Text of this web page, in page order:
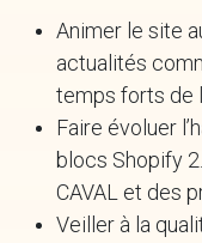
Animer le site
actualités
temps forts de
Faire évoluer
blocs Shopify
CAVAL et des
Veiller à la